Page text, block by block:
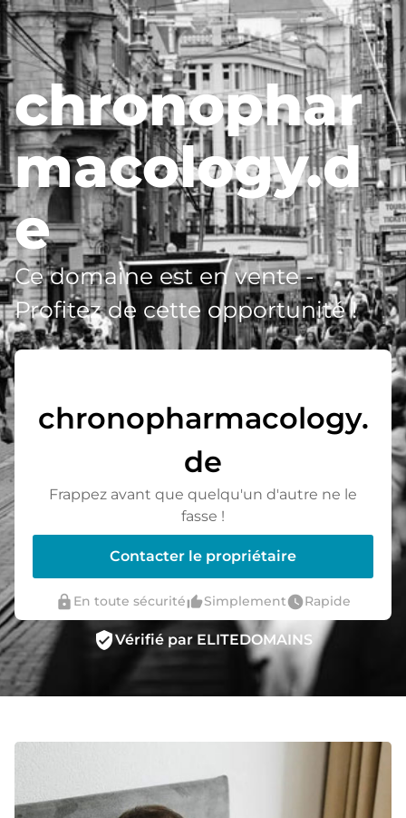
chronophar
macology.d
e
Ce domaine est en vente -
Profitez de cette opportunité !
chronopharmacology.
de
Frappez avant que quelqu'un d'autre ne le
fasse !
Contacter le propriétaire
lock En toute sécuritéthumb_up_altSimplementwatch_laterRapide
verified_userVérifié par ELITEDOMAINS